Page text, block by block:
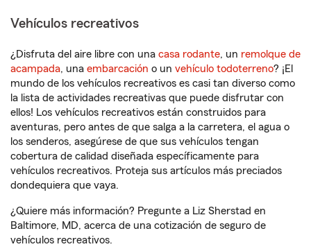
Vehículos recreativos
¿Disfruta del aire libre con una casa rodante, un remolque de
acampada, una embarcación o un vehículo todoterreno? ¡El
mundo de los vehículos recreativos es casi tan diverso como
la lista de actividades recreativas que puede disfrutar con
ellos! Los vehículos recreativos están construidos para
aventuras, pero antes de que salga a la carretera, el agua o
los senderos, asegúrese de que sus vehículos tengan
cobertura de calidad diseñada específicamente para
vehículos recreativos. Proteja sus artículos más preciados
dondequiera que vaya.
¿Quiere más información? Pregunte a Liz Sherstad en
Baltimore, MD, acerca de una cotización de seguro de
vehículos recreativos.